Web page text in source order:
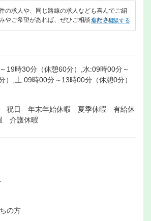
の求人や、同じ路線の求人なども喜んでご紹
やご希望があれば、ぜひご相談ください。
無料で相談する
19時30分（休憩60分）,水:09時00分～
）,土:09時00分～13時00分（休憩0分）
祝日 年末年始休暇 夏季休暇 有給休
介護休暇
の方